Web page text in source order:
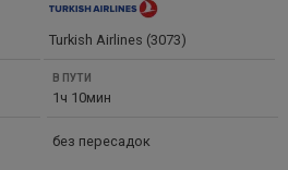
Turkish Airlines (3073)
1ч 10мин
без пересадок